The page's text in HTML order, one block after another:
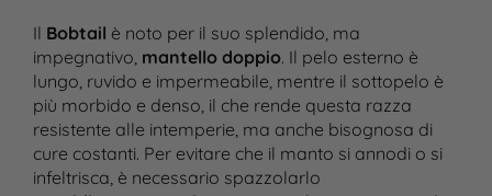
Il Bobtail è noto per il suo splendido, ma
impegnativo, mantello doppio. Il pelo esterno è
lungo, ruvido e impermeabile, mentre il sottopelo è
più morbido e denso, il che rende questa razza
resistente alle intemperie, ma anche bisognosa di
cure costanti. Per evitare che il manto si annodi o si
infeltrisca, è necessario spazzolarlo